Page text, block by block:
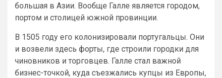
большая в Азии. Вообще Галле является городом,
портом и столицей южной провинции.
В 1505 году его колонизировали португальцы. Они
и возвели здесь форты, где строили городки для
чиновников и торговцев. Галле стал важной
бизнес-точкой, куда съезжались купцы из Европы,